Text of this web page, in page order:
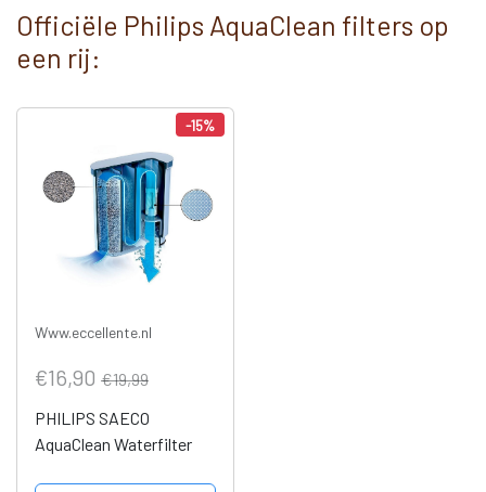
Officiële Philips AquaClean filters op
een rij:
-15%
Www.eccellente.nl
€16,90 €19,99
PHILIPS SAECO
AquaClean Waterfilter